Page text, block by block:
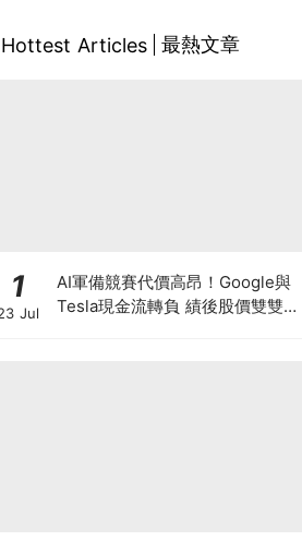
Hottest Articles 最熱文章
1
Jul
AI軍備競賽代價高昂！Google與
Tesla現金流轉負 績後股價雙雙急